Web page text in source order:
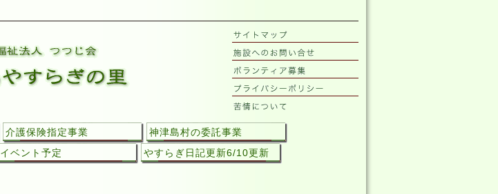
介護保険指定事業
神津島村の委託事業
イベント予定
やすらぎ日記更新6/10更新